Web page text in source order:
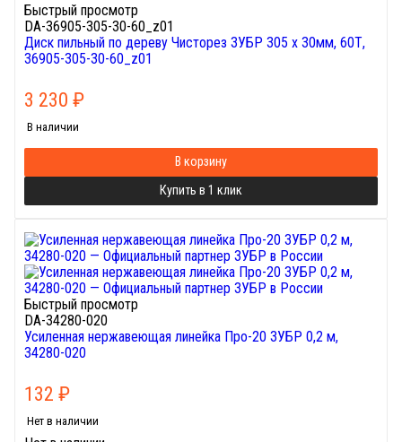
Быстрый просмотр
DA-36905-305-30-60_z01
Диск пильный по дереву Чисторез ЗУБР 305 x 30мм, 60Т,
36905-305-30-60_z01
3 230 ₽
В наличии
В корзину
Купить в 1 клик
Быстрый просмотр
DA-34280-020
Усиленная нержавеющая линейка Про-20 ЗУБР 0,2 м,
34280-020
132 ₽
Нет в наличии